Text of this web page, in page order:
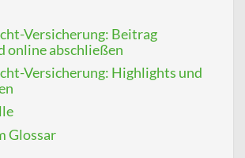
Versicherung: Beitrag
online abschließen
Versicherung: Highlights und
Glossar